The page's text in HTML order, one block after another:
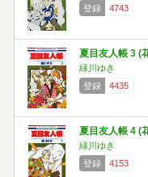
登録
4743
夏目友人帳 3 (
緑川ゆき
登録
4435
夏目友人帳 4 (
緑川ゆき
登録
4153